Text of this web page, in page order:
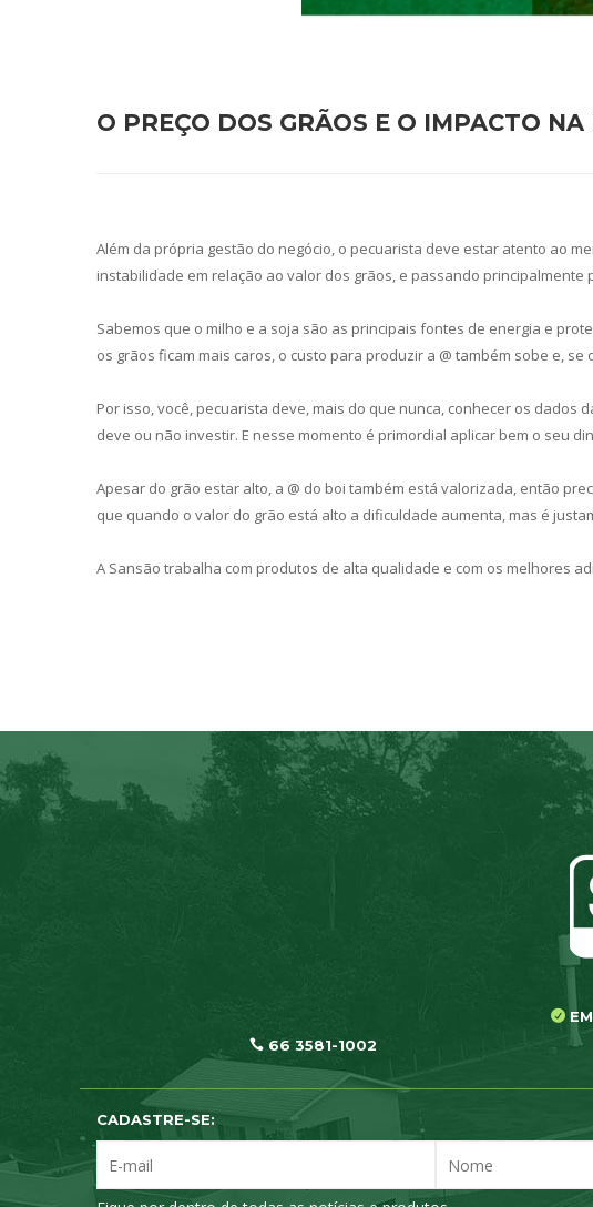
O PREÇO DOS GRÃOS E O IMPACTO
Além da própria gestão do negócio, o pecuarista deve estar atento ao
instabilidade em relação ao valor dos grãos, e passando principalmente
Sabemos que o milho e a soja são as principais fontes de energia e
os grãos ficam mais caros, o custo para produzir a @ também sobe e,
Por isso, você, pecuarista deve, mais do que nunca, conhecer os
deve ou não investir. E nesse momento é primordial aplicar bem o seu
Apesar do grão estar alto, a @ do boi também está valorizada, então
que quando o valor do grão está alto a dificuldade aumenta, mas é
A Sansão trabalha com produtos de alta qualidade e com os melhores
66 3581-1002
CADASTRE-SE: